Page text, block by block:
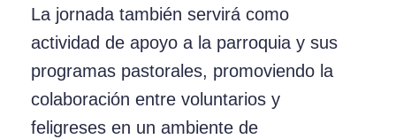
La jornada también servirá como
actividad de apoyo a la parroquia y sus
programas pastorales, promoviendo la
colaboración entre voluntarios y
feligreses en un ambiente de